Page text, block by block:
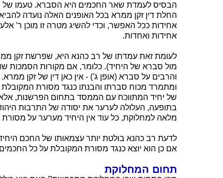
הבסיס לעמדת שאר החכמים היא הסברא. טעמו של
החלת דין זקן ממרא בכל האופנים האלה נועדה
אחידות ככל האפשר, וכדי להשיג מטרה זו מוכן ר'
אחידות ואחדות.
לעומת זאת עמדתו של רב כהנא היא, שפרשת זקן
מול סברא של היחיד). כלומר, אם מקורות הסמכות
והרבים על סברא (אופן ג') - אין כאן דין של זקן
ומתמרד מכוח סברתו והבנתו כנגד מסורת
של יחיד המתווכח עם הממסד בתחום הפרשנות,
בתופעה, העלולה לערער את יסודה של התרבות
מלאה למחלוקת, כל עוד אין היחיד מערער על
לדעת רב כהנא בולטת יותר עצמאותו של החכם
אם כן הוא יוצא כנגד מסורת המקובלת על כל
תחום המחלוקת